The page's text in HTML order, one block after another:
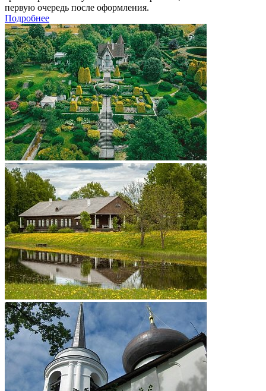
первую очередь после оформления.
Подробнее